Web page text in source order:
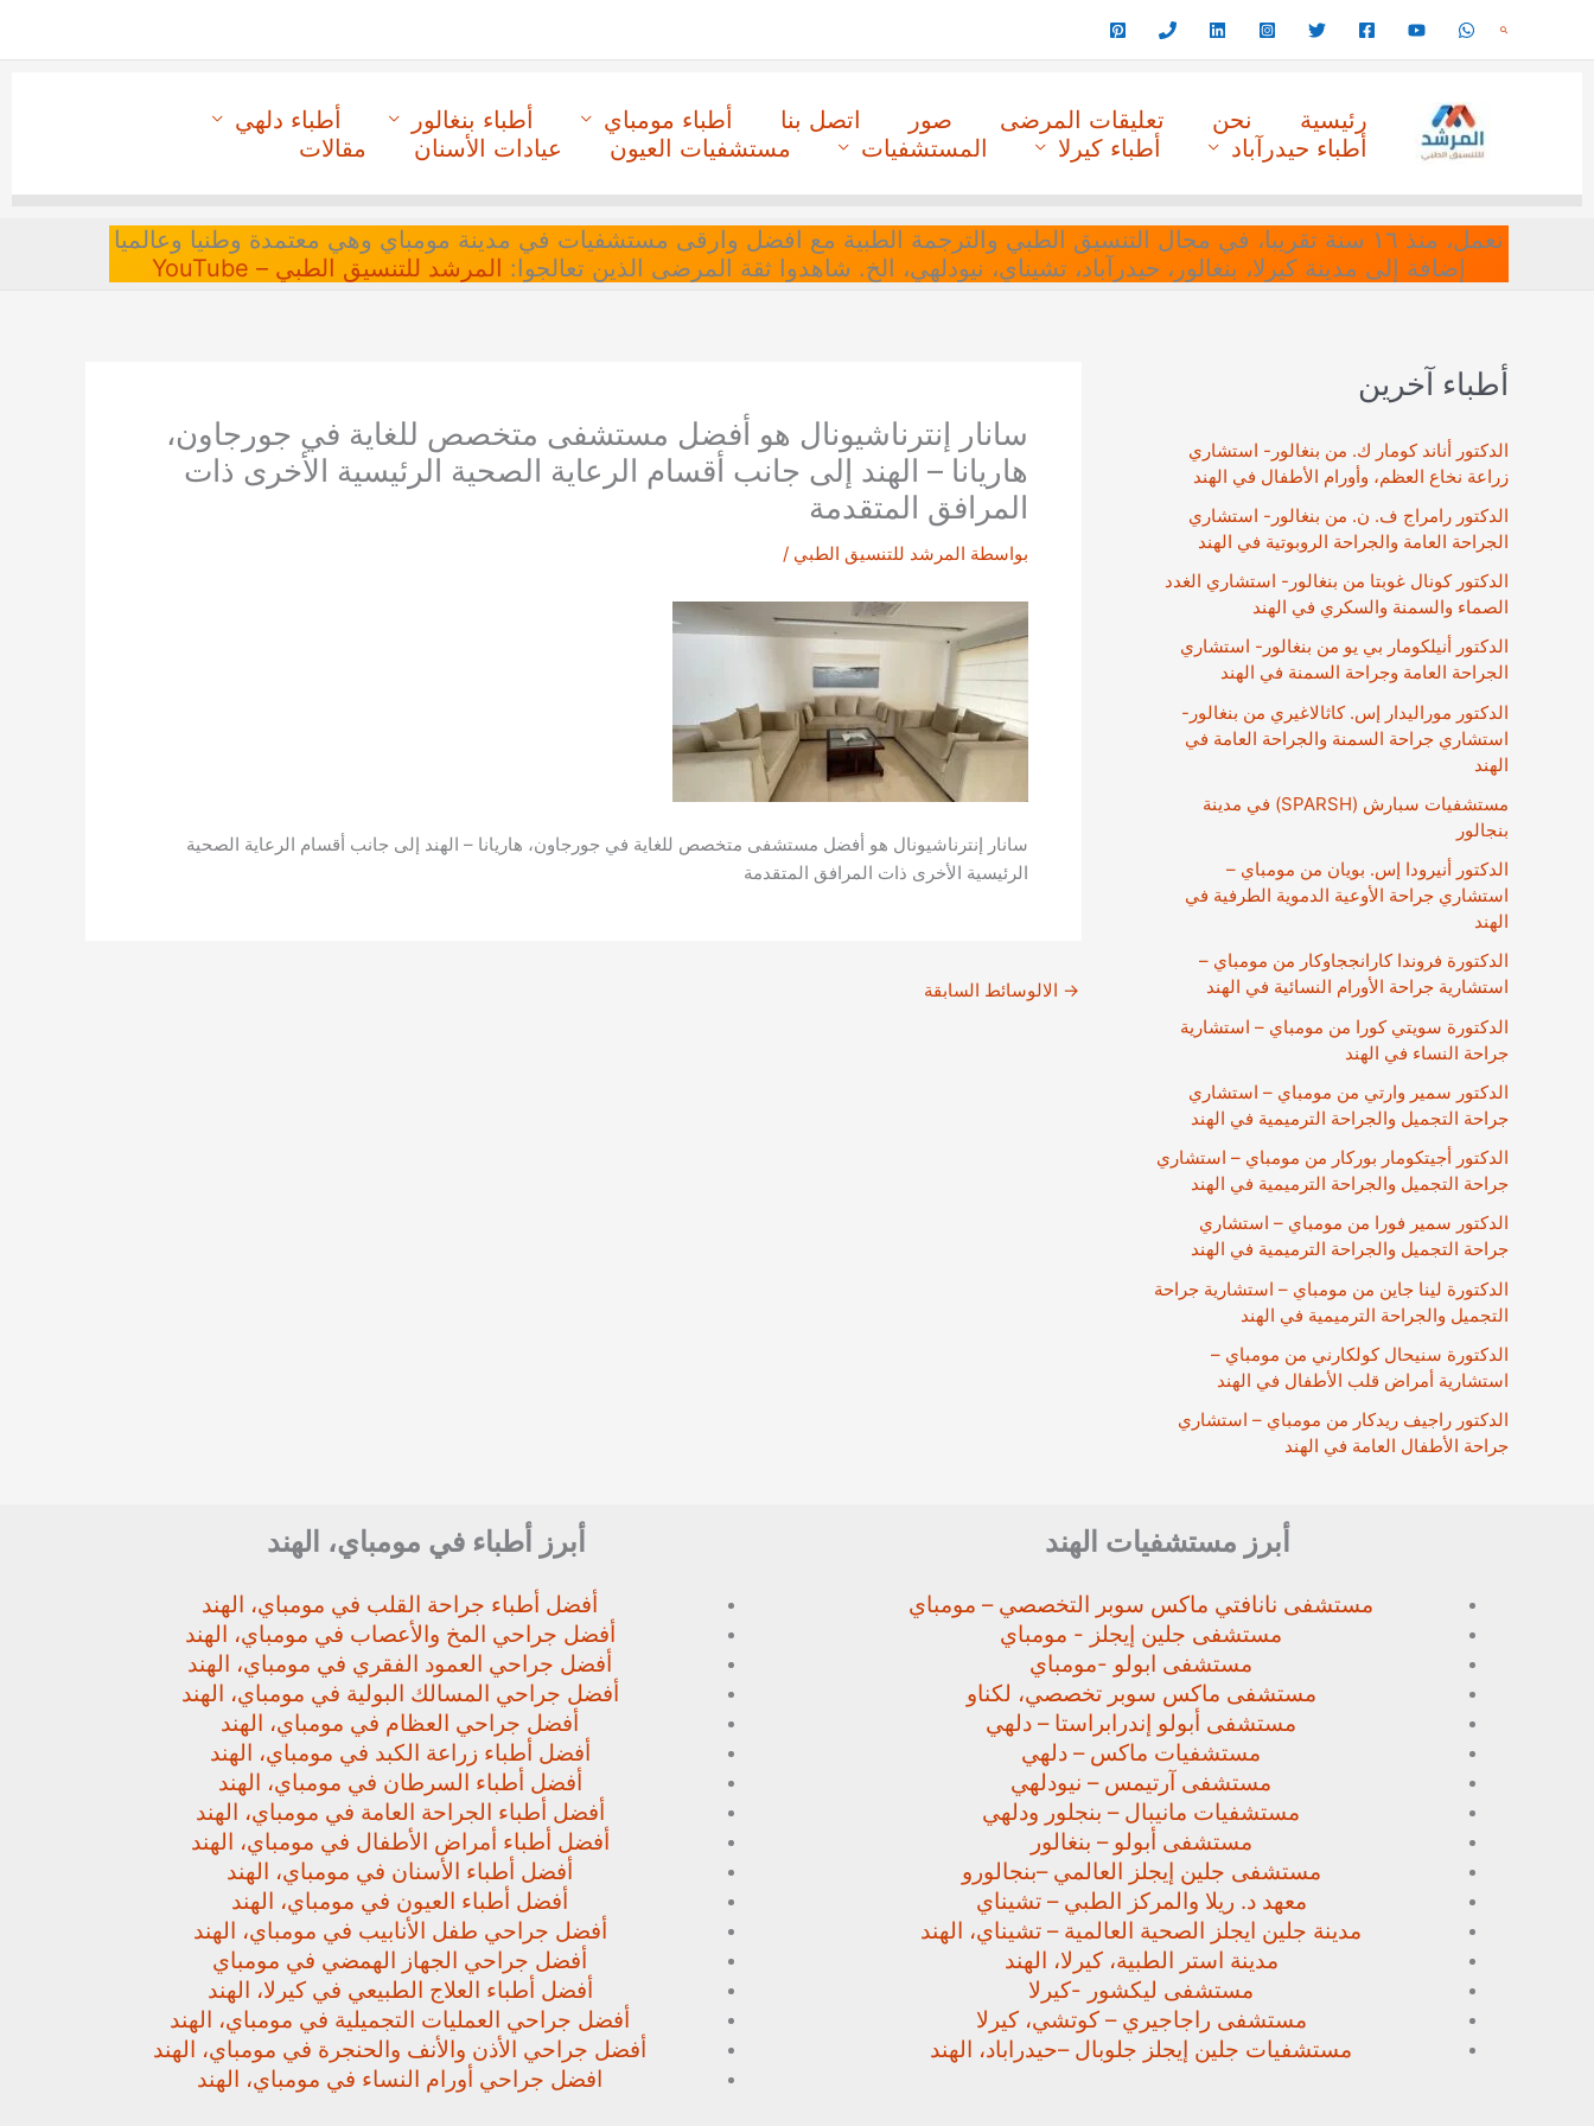
البحث
رئيسية نحن تعليقات المرضى صور اتصل بنا أطباء مومباي أطباء بنغالور
أطباء دلهي
أطباء حيدرآباد
أطباء كيرلا المستشفيات مستشفيات العيون عيادات الأسنان مقالات
نعمل، منذ ١٦ سنة تقريبا، في مجال التنسيق الطبي والترجمة الطبية مع افضل وارقى مستشفيات في مدينة مومباي وهي معتمدة وطنيا وعالميا
إضافة إلى مدينة كيرلا، بنغالور، حيدرآباد، تشيناي، نيودلهي، الخ. شاهدوا ثقة المرضى الذين تعالجوا: المرشد للتنسيق الطبي – YouTube
أطباء آخرين
الدكتور أناند كومار ك. من بنغالور- استشاري
زراعة نخاع العظم، وأورام الأطفال في الهند
الدكتور رامراج ف. ن. من بنغالور- استشاري
الجراحة العامة والجراحة الروبوتية في الهند
الدكتور كونال غوبتا من بنغالور- استشاري الغدد
الصماء والسمنة والسكري في الهند
الدكتور أنيلكومار بي يو من بنغالور- استشاري
الجراحة العامة وجراحة السمنة في الهند
الدكتور موراليدار إس. كاثالاغيري من بنغالور-
استشاري جراحة السمنة والجراحة العامة في
الهند
مستشفيات سبارش (SPARSH) في مدينة
بنجالور
الدكتور أنيرودا إس. بويان من مومباي –
استشاري جراحة الأوعية الدموية الطرفية في
الهند
الدكتورة فروندا كارانججاوكار من مومباي –
استشارية جراحة الأورام النسائية في الهند
الدكتورة سويتي كورا من مومباي – استشارية
جراحة النساء في الهند
الدكتور سمير وارتي من مومباي – استشاري
جراحة التجميل والجراحة الترميمية في الهند
الدكتور أجيتكومار بوركار من مومباي – استشاري
جراحة التجميل والجراحة الترميمية في الهند
الدكتور سمير فورا من مومباي – استشاري
جراحة التجميل والجراحة الترميمية في الهند
الدكتورة لينا جاين من مومباي – استشارية جراحة
التجميل والجراحة الترميمية في الهند
الدكتورة سنيحال كولكارني من مومباي –
استشارية أمراض قلب الأطفال في الهند
الدكتور راجيف ريدكار من مومباي – استشاري
جراحة الأطفال العامة في الهند
سانار إنترناشيونال هو أفضل مستشفى متخصص للغاية في جورجاون،
هاريانا – الهند إلى جانب أقسام الرعاية الصحية الرئيسية الأخرى ذات
المرافق المتقدمة
بواسطة المرشد للتنسيق الطبي /
سانار إنترناشيونال هو أفضل مستشفى متخصص للغاية في جورجاون، هاريانا – الهند إلى جانب أقسام الرعاية الصحية
الرئيسية الأخرى ذات المرافق المتقدمة
→ الالوسائط السابقة
أبرز مستشفيات الهند
مستشفى نانافتي ماكس سوبر التخصصي – مومباي
مستشفى جلين إيجلز - مومباي
مستشفى ابولو -مومباي
مستشفى ماكس سوبر تخصصي، لكناو
مستشفى أبولو إندرابراستا – دلهي
مستشفيات ماكس – دلهي
مستشفى آرتيمس – نيودلهي
مستشفيات مانيبال – بنجلور ودلهي
مستشفى أبولو – بنغالور
مستشفى جلين إيجلز العالمي –بنجالورو
معهد د. ريلا والمركز الطبي – تشيناي
مدينة جلين ايجلز الصحية العالمية – تشيناي، الهند
مدينة استر الطبية، كيرلا، الهند
مستشفى ليكشور -كيرلا
مستشفى راجاجيري – كوتشي، كيرلا
مستشفيات جلين إيجلز جلوبال –حيدراباد، الهند
أبرز أطباء في مومباي، الهند
أفضل أطباء جراحة القلب في مومباي، الهند
أفضل جراحي المخ والأعصاب في مومباي، الهند
أفضل جراحي العمود الفقري في مومباي، الهند
أفضل جراحي المسالك البولية في مومباي، الهند
أفضل جراحي العظام في مومباي، الهند
أفضل أطباء زراعة الكبد في مومباي، الهند
أفضل أطباء السرطان في مومباي، الهند
أفضل أطباء الجراحة العامة في مومباي، الهند
أفضل أطباء أمراض الأطفال في مومباي، الهند
أفضل أطباء الأسنان في مومباي، الهند
أفضل أطباء العيون في مومباي، الهند
أفضل جراحي طفل الأنابيب في مومباي، الهند
أفضل جراحي الجهاز الهمضي في مومباي
أفضل أطباء العلاج الطبيعي في كيرلا، الهند
أفضل جراحي العمليات التجميلية في مومباي، الهند
أفضل جراحي الأذن والأنف والحنجرة في مومباي، الهند
افضل جراحي أورام النساء في مومباي، الهند